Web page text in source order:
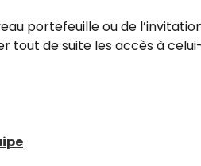
portefeuille ou de
tout de suite les accès à